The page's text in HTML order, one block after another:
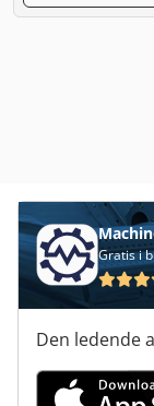
Gratis i
Den ledende